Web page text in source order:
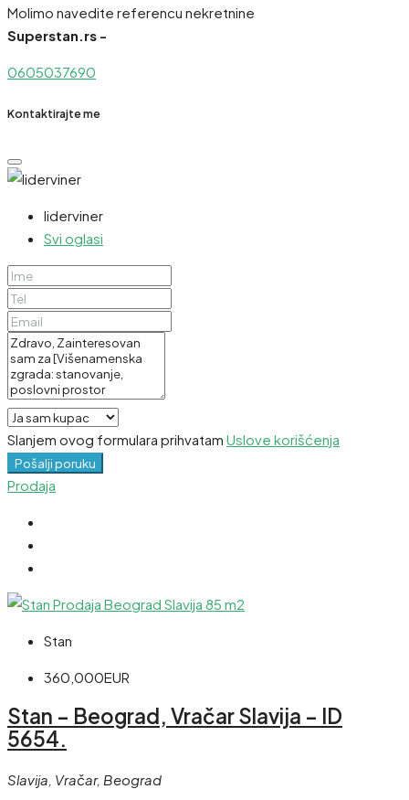
Molimo navedite referencu nekretnine
Superstan.rs -
0605037690
Kontaktirajte me
liderviner
Svi oglasi
Slanjem ovog formulara prihvatam Uslove korišćenja
Pošalji poruku
Prodaja
Stan
360,000EUR
Stan – Beograd, Vračar Slavija – ID
5654.
Slavija, Vračar, Beograd